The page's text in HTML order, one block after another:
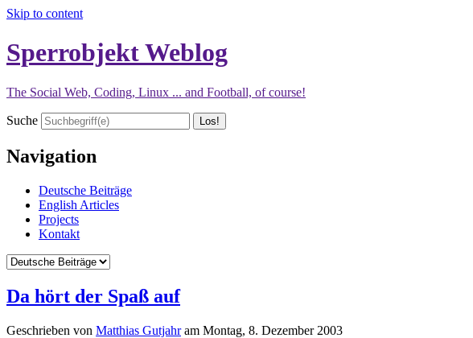
Skip to content
Sperrobjekt Weblog
The Social Web, Coding, Linux ... and Football, of course!
Suche
Navigation
Deutsche Beiträge
English Articles
Projects
Kontakt
Da hört der Spaß auf
Geschrieben von Matthias Gutjahram Montag, 8. Dezember 2003